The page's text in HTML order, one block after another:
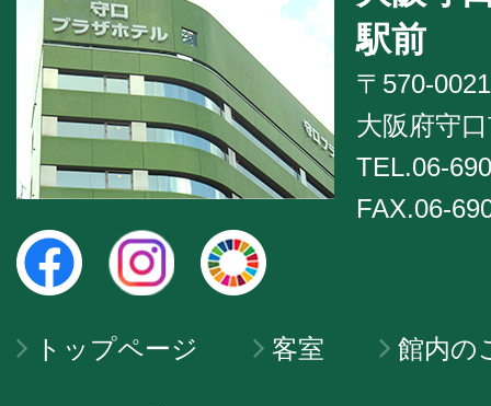
駅前
〒570-0021
大阪府守
TEL.06-
FAX.06-
トップページ 客室 館内の